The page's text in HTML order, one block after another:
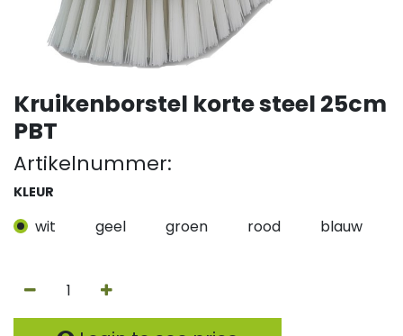
Kruikenborstel korte steel 25cm
PBT
Artikelnummer:
KLEUR
wit geel groen rood blauw